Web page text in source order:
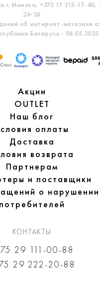
г. Минска, +375 17 215-17-40,
26-26
об интернет-магазине
Беларусь -
Акции
OUTLET
Наш блог
оплаты
Доставка
возврата
Партнерам
и поставщики
о
потребителей
КОНТАКТЫ
29 111-00-88
29 222-20-88